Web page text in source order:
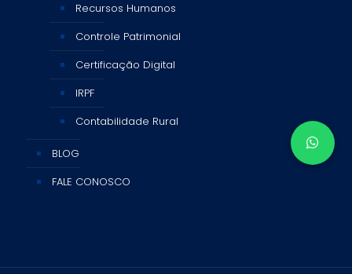
Recursos Humanos
Controle Patrimonial
Certificação Digital
IRPF
Contabilidade Rural
BLOG
FALE CONOSCO